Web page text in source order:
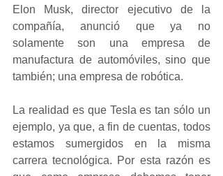
Elon Musk, director ejecutivo de la
compañía, anunció que ya no
solamente son una empresa de
manufactura de automóviles, sino que
también; una empresa de robótica.
La realidad es que Tesla es tan sólo un
ejemplo, ya que, a fin de cuentas, todos
estamos sumergidos en la misma
carrera tecnológica. Por esta razón es